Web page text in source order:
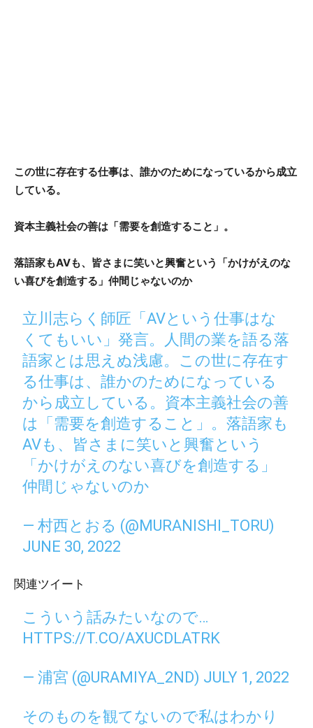
この世に存在する仕事は、誰かのためになっているから成立
している。
資本主義社会の善は「需要を創造すること」。
落語家もAVも、皆さまに笑いと興奮という「かけがえのな
い喜びを創造する」仲間じゃないのか
立川志らく師匠「AVという仕事はな
くてもいい」発言。人間の業を語る落
語家とは思えぬ浅慮。この世に存在す
る仕事は、誰かのためになっている
から成立している。資本主義社会の善
は「需要を創造すること」。落語家も
AVも、皆さまに笑いと興奮という
「かけがえのない喜びを創造する」
仲間じゃないのか
— 村西とおる (@MURANISHI_TORU)
JUNE 30, 2022
関連ツイート
こういう話みたいなので…
HTTPS://T.CO/AXUCDLATRK
— 浦宮 (@URAMIYA_2ND) JULY 1, 2022
そのものを観てないので私はわかり